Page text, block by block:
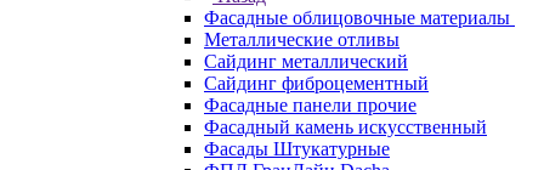
Фасадные облицовочные материалы
Металлические отливы
Сайдинг металлический
Сайдинг фиброцементный
Фасадные панели прочие
Фасадный камень искусственный
Фасады Штукатурные